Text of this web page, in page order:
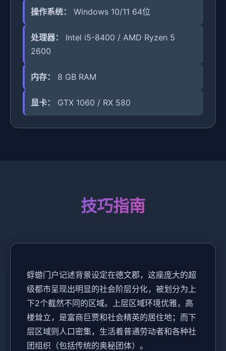
操作系统： Windows 10/11 64位
处理器：
Intel i5-8400 / AMD Ryzen 5
2600
内存： 8 GB RAM
显卡： GTX 1060 / RX 580
技巧指南
蜉蝣门户记述背景设定在德文郡，这座庞大的超
级都市呈现出明显的社会阶层分化，被划分为上
下2个截然不同的区域。上层区域环境优雅，高
楼耸立，是富商巨贾和社会精英的居住地；而下
层区域则人口密集，生活着普通劳动者和各种社
团组织（包括传统的奥秘团体）。